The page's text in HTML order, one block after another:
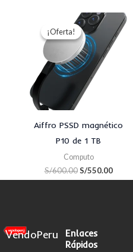
¡Oferta!
¡Oferta!
Aiffro PSSD magnético
P10 de 1 TB
Computo
S/600.00
El
precio
original
era:
S/600.00.
S/550.00
precio
actual
es:
VendoPeru
Enlaces
Rápidos